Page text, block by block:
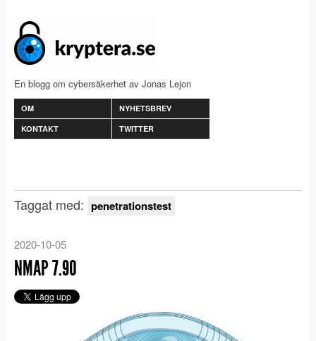
En blogg om cybersäkerhet av Jonas Lejon
OM
NYHETSBREV
KONTAKT
TWITTER
Taggat med: penetrationstest
2020-10-05
NMAP 7.90